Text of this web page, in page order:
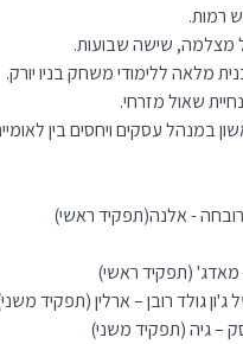
רובחה - אלנה(תפקיד ראשי)
- מאדג' (תפקיד ראשי)
– גיה (תפקיד משני)